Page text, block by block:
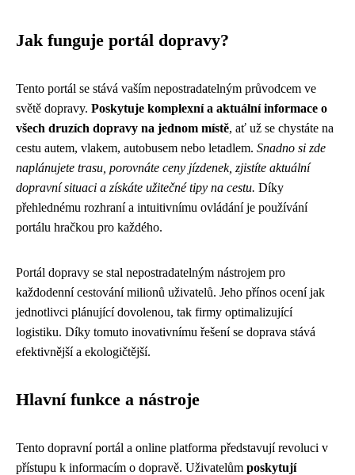
Jak funguje portál dopravy?
Tento portál se stává vaším nepostradatelným průvodcem ve
světě dopravy. Poskytuje komplexní a aktuální informace o
všech druzích dopravy na jednom místě, ať už se chystáte na
cestu autem, vlakem, autobusem nebo letadlem. Snadno si zde
naplánujete trasu, porovnáte ceny jízdenek, zjistíte aktuální
dopravní situaci a získáte užitečné tipy na cestu. Díky
přehlednému rozhraní a intuitivnímu ovládání je používání
portálu hračkou pro každého.
Portál dopravy se stal nepostradatelným nástrojem pro
každodenní cestování milionů uživatelů. Jeho přínos ocení jak
jednotlivci plánující dovolenou, tak firmy optimalizující
logistiku. Díky tomuto inovativnímu řešení se doprava stává
efektivnější a ekologičtější.
Hlavní funkce a nástroje
Tento dopravní portál a online platforma představují revoluci v
přístupu k informacím o dopravě. Uživatelům poskytují